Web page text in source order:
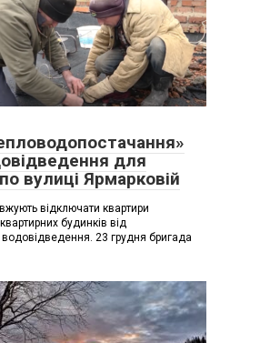
для
вулиці Ярмарковій
відключати квартири
будинків від
водовідведення. 23 грудня бригада